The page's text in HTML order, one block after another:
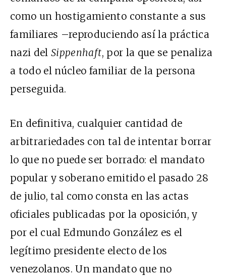
como un hostigamiento constante a sus
familiares –reproduciendo así la práctica
nazi delSippenhaft, por la que se penaliza
a todo el núcleo familiar de la persona
perseguida.
En definitiva, cualquier cantidad de
arbitrariedades con tal de intentar borrar
lo que no puede ser borrado: el mandato
popular y soberano emitido el pasado 28
de julio, tal como consta en las actas
oficiales publicadas por la oposición, y
por el cual Edmundo González es el
legítimo presidente electo de los
venezolanos. Un mandato que no